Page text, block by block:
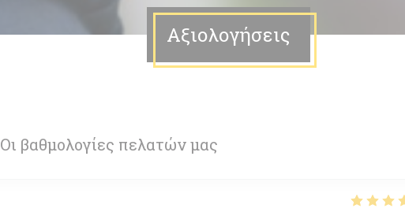
Αξιολογήσεις
Οι βαθμολογίες πελατών μας